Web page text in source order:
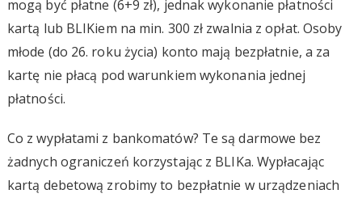
mogą być płatne (6+9 zł), jednak wykonanie płatności
kartą lub BLIKiem na min. 300 zł zwalnia z opłat. Osoby
młode (do 26. roku życia) konto mają bezpłatnie, a za
kartę nie płacą pod warunkiem wykonania jednej
płatności.
Co z wypłatami z bankomatów? Te są darmowe bez
żadnych ograniczeń korzystając z BLIKa. Wypłacając
kartą debetową zrobimy to bezpłatnie w urządzeniach